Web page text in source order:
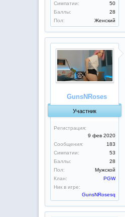
Симпатии:
50
Баллы:
28
Пол:
Женский
GunsNRoses
Участник
Регистрация:
9 фев 2020
Сообщения:
183
Симпатии:
53
Баллы:
28
Пол:
Мужской
Клан:
PGW
Ник в игре:
GunsNRosesq